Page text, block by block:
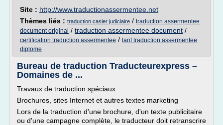
Site : http://www.traductionassermentee.net
Thèmes liés : traduction casier judiciaire / traduction assermentee
document original / traduction assermentee document /
certification traduction assermentee / tarif traduction assermentee
diplome
Bureau de traduction Traducteurexpress –
Domaines de ...
Travaux de traduction spéciaux
Brochures, sites Internet et autres textes marketing
Lors de la traduction d'une brochure, d'un texte publicitaire
ou d'une campagne complète, le traducteur doit retranscrire